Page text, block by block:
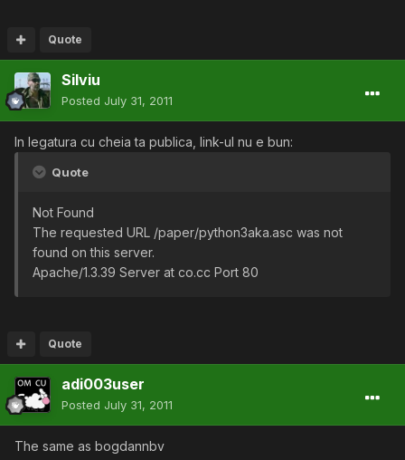
Quote
Silviu
Posted July 31, 2011
In legatura cu cheia ta publica, link-ul nu e bun:
Quote
Not Found
The requested URL /paper/python3aka.asc was not
found on this server.
Apache/1.3.39 Server at co.cc Port 80
Quote
adi003user
Posted July 31, 2011
The same as bogdannbv